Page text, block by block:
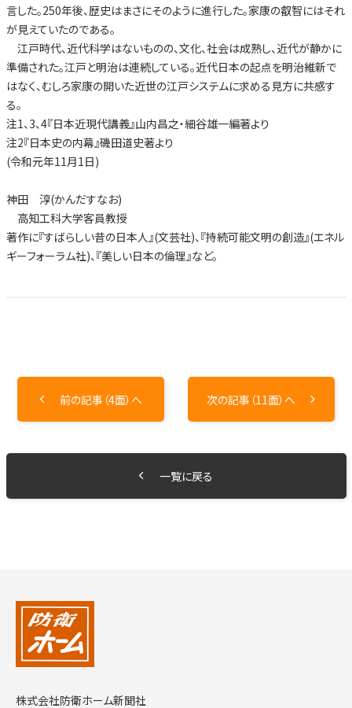
言した。250年後、歴史はまさにそのように進行した。家康の叡智にはそれ
が見えていたのである。
江戸時代、近代科学はないものの、文化、社会は成熟し、近代が静かに
準備された。江戸と明治は連続している。近代日本の起点を明治維新で
はなく、むしろ家康の開いた近世の江戸システムに求める見方に共感す
る。
注1、3、4『日本近現代講義』山内昌之・細谷雄一編著より
注2『日本史の内幕』磯田道史著より
(令和元年11月1日)
神田 淳(かんだすなお)
高知工科大学客員教授
著作に『すばらしい昔の日本人』(文芸社)、『持続可能文明の創造』(エネル
ギーフォーラム社)、『美しい日本の倫理』など。
前の記事（4面）へ 次の記事（11面）へ
一覧に戻る
株式会社防衛ホーム新聞社